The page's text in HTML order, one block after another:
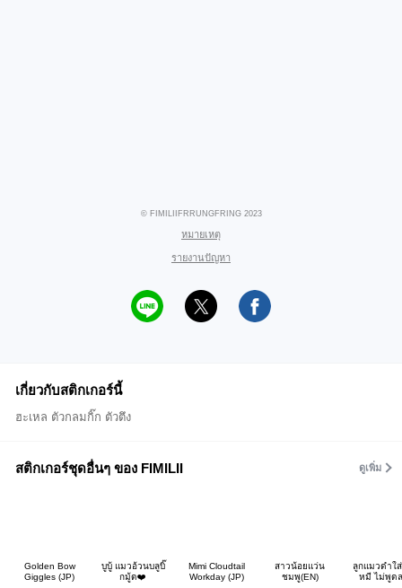
© FIMILIIFRRUNGFRING 2023
หมายเหตุ
รายงานปัญหา
เกี่ยวกับสติกเกอร์นี้
ฮะเหล ตัวกลมกิ๊ก ตัวตึง
สติกเกอร์ชุดอื่นๆ ของ FIMILII ดูเพิ่ม
Golden Bow
Giggles (JP)
บูบู้ แมวอ้วนบลูบิ๊
กมู้ด❤️
Mimi Cloudtail
Workday (JP)
สาวน้อยแว่น
ชมพู(EN)
ลูกแมวดำใ
หมี ไม่พูด